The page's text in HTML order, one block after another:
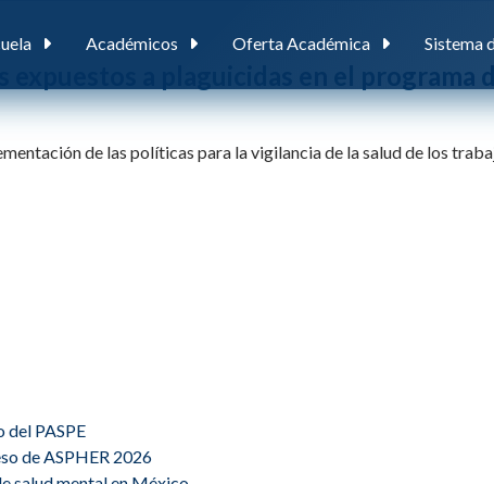
Académicos Oferta Académica Sistema
expuestos a plaguicidas en el
de las políticas para la vigilancia de la salud de los
PASPE
de ASPHER 2026